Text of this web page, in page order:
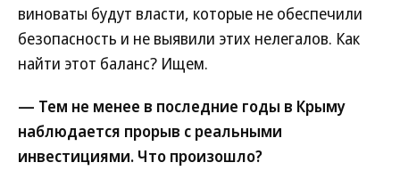
виноваты будут власти, которые не обеспечили
безопасность и не выявили этих нелегалов. Как
найти этот баланс? Ищем.
— Тем не менее в последние годы в Крыму
наблюдается прорыв с реальными
инвестициями. Что произошло?